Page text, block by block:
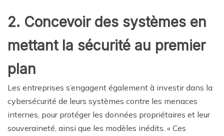
2. Concevoir des systèmes en
mettant la sécurité au premier
plan
Les entreprises s’engagent également à investir dans la
cybersécurité de leurs systèmes contre les menaces
internes, pour protéger les données propriétaires et leur
souveraineté, ainsi que les modèles inédits. « Ces